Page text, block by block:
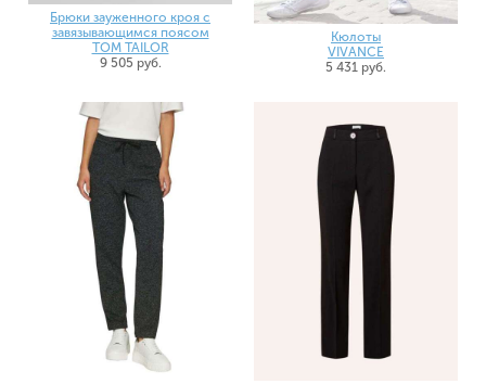
Брюки зауженного кроя с
завязывающимся поясом
TOM TAILOR
9 505 руб.
Кюлоты
VIVANCE
5 431 руб.